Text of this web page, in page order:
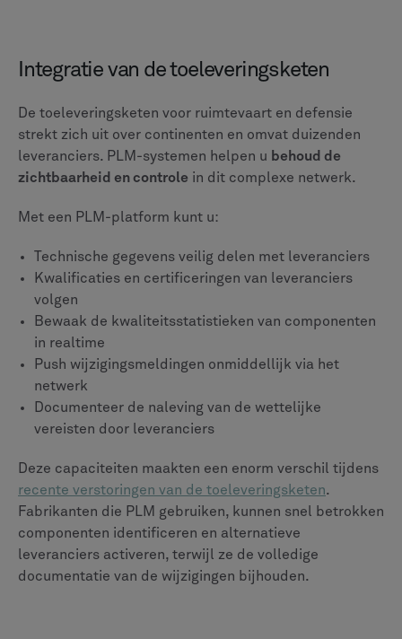
Kwaliteitsmanagement in lucht- en ruimtevaart en
defensie vereist nauwgezette aandacht voor detail.
PLM-systemen automatiseren veel van deze
het versnellen van routinetaken
Voor kwaliteitsmanagementteams betekent dit
geautomatiseerd:
Inspectierapporten van het eerste artikel
Tracering van niet-conformiteiten
Corrigerende en preventieve maatregelen
Auditplanning en documentatie
Rapporten over certificeringsbeoordelingen
productie van een nieuw onderdeel moet u controleren
of het productieproces consistent voldoet aan de
ontwerpspecificaties. Een PLM-systeem kan
automatisch inspectievereisten genereren op basis van
het ontwerp. Het kan ook metingen volgen, afwijkingen
markeren en het eindrapport samenstellen. Al die tijd